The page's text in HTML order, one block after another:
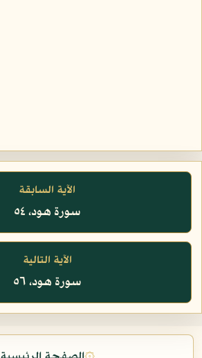
الآية السابقة
سورة هود، ٥٤
الآية التالية
سورة هود، ٥٦